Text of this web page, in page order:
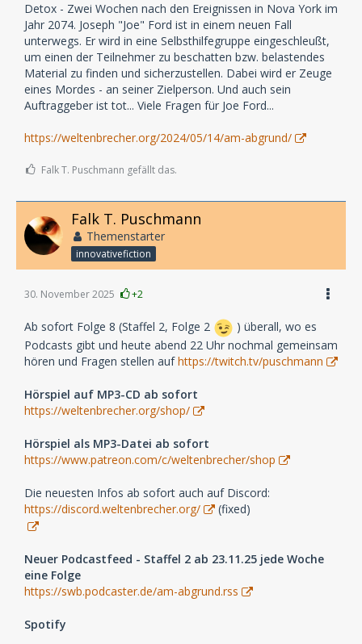
Detox - Zwei Wochen nach den Ereignissen in Nova York im
Jahr 2074. Joseph "Joe" Ford ist in einem neuen Fall
unterwegs. Er wird in eine Selbsthilfegruppe eingeschleußt,
um einen der Teilnehmer zu beschatten bzw. belastendes
Material zu finden und sicherzustellen. Dabei wird er Zeuge
eines Mordes - an seiner Zielperson. Und auch sein
Auftraggeber ist tot... Viele Fragen für Joe Ford...
https://weltenbrecher.org/2024/05/14/am-abgrund/
Falk T. Puschmann gefällt das.
Falk T. Puschmann
Themenstarter
innovativefiction
30. November 2025 +2
Ab sofort Folge 8 (Staffel 2, Folge 2
) überall, wo es
Podcasts gibt und heute abend 22 Uhr nochmal gemeinsam
hören und Fragen stellen aufhttps://twitch.tv/puschmann
Hörspiel auf MP3-CD ab sofort
https://weltenbrecher.org/shop/
Hörspiel als MP3-Datei ab sofort
https://www.patreon.com/c/weltenbrecher/shop
Die neuesten Infos ab sofort auch auf Discord:
https://discord.weltenbrecher.org/
(fixed)
Neuer Podcastfeed - Staffel 2 ab 23.11.25 jede Woche
eine Folge
https://swb.podcaster.de/am-abgrund.rss
Spotify